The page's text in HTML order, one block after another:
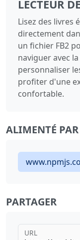
LECTEUR
Lisez des livres
directement
un fichier FB2
naviguer avec
personnaliser
profiter d'une
confortable.
ALIMENTÉ PAR
PARTAGER
URL